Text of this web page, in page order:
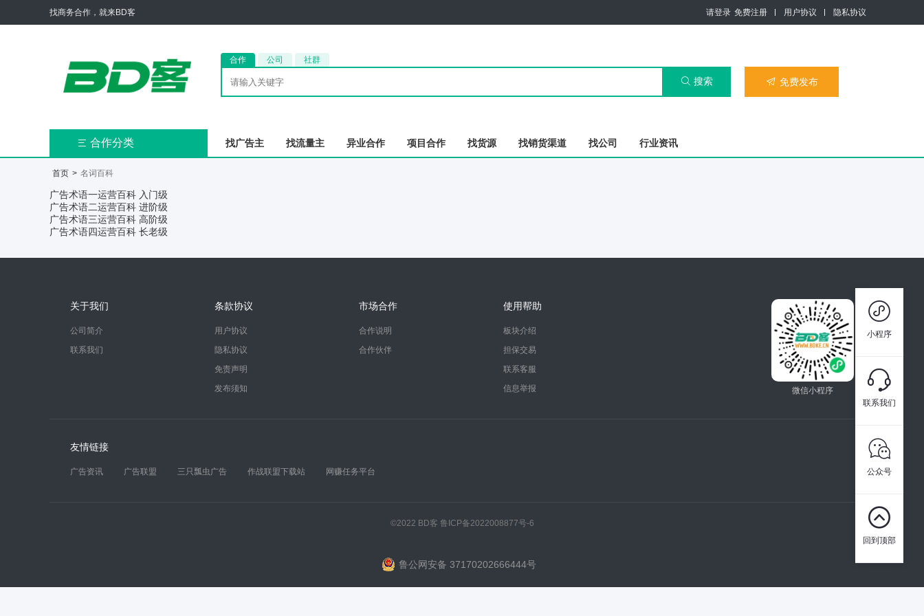
找商务合作，就来BD客 请登录 免费注册 用户协议 隐私协议
合作 公司 社群
 搜索  免费发布
 合作分类 找广告主 找流量主 异业合作 项目合作 找货源 找销货渠道 找公司 行业资讯
首页 > 名词百科
广告术语一运营百科 入门级
广告术语二运营百科 进阶级
广告术语三运营百科 高阶级
广告术语四运营百科 长老级
关于我们
公司简介
联系我们
条款协议
用户协议
隐私协议
免责声明
发布须知
市场合作
合作说明
合作伙伴
使用帮助
板块介绍
担保交易
联系客服
信息举报
微信小程序
友情链接
广告资讯 广告联盟 三只瓢虫广告 作战联盟下载站 网赚任务平台
©2022 BD客 鲁ICP备2022008877号-6
鲁公网安备 37170202666444号

小程序

联系我们

公众号

回到顶部